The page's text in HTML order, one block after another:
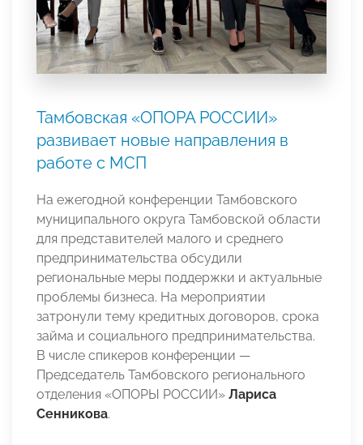
Тамбовская «ОПОРА РОССИИ»
развивает новые направления в
работе с МСП
На ежегодной конференции Тамбовского
муниципального округа Тамбовской области
для представителей малого и среднего
предпринимательства обсудили
региональные меры поддержки и актуальные
проблемы бизнеса. На мероприятии
затронули тему кредитных договоров, срока
займа и социального предпринимательства.
В числе спикеров конференции —
Председатель Тамбовского регионального
отделения «ОПОРЫ РОССИИ» Лариса
Сенникова.